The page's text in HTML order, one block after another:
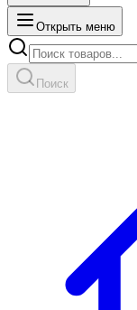
Открыть меню
Поиск